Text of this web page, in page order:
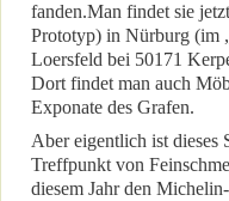
fanden.Man findet sie
Prototyp) in Nürburg (im
Loersfeld bei 50171
Dort findet man auch
Exponate des Grafen.
Aber eigentlich ist dieses
Treffpunkt von
diesem Jahr den